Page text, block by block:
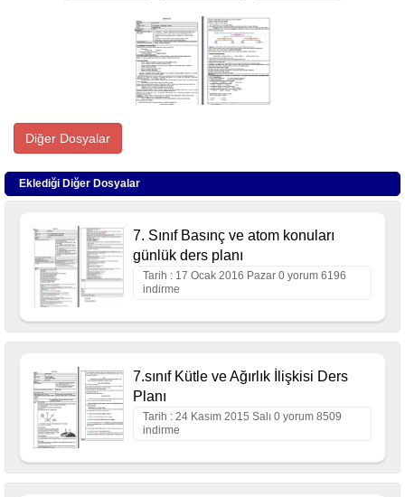
Diğer Dosyalar
Eklediği Diğer Dosyalar
7. Sınıf Basınç ve atom konuları
günlük ders planı
Tarih : 17 Ocak 2016 Pazar 0 yorum 6196
indirme
7.sınıf Kütle ve Ağırlık İlişkisi Ders
Planı
Tarih : 24 Kasım 2015 Salı 0 yorum 8509
indirme